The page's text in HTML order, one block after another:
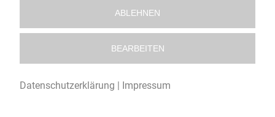
ABLEHNEN
BEARBEITEN
Datenschutzerklärung | Impressum